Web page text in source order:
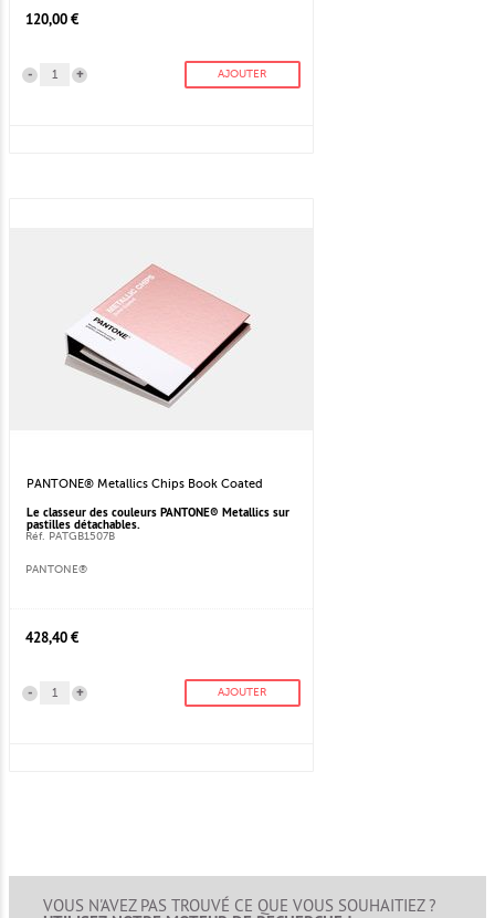
120,00 €
+
- AJOUTER
PANTONE® Metallics Chips Book Coated
Le classeur des couleurs PANTONE® Metallics sur
pastilles détachables.
Réf. PATGB1507B
PANTONE®
428,40 €
+
- AJOUTER
VOUS N'AVEZ PAS TROUVÉ CE QUE VOUS SOUHAITIEZ ?